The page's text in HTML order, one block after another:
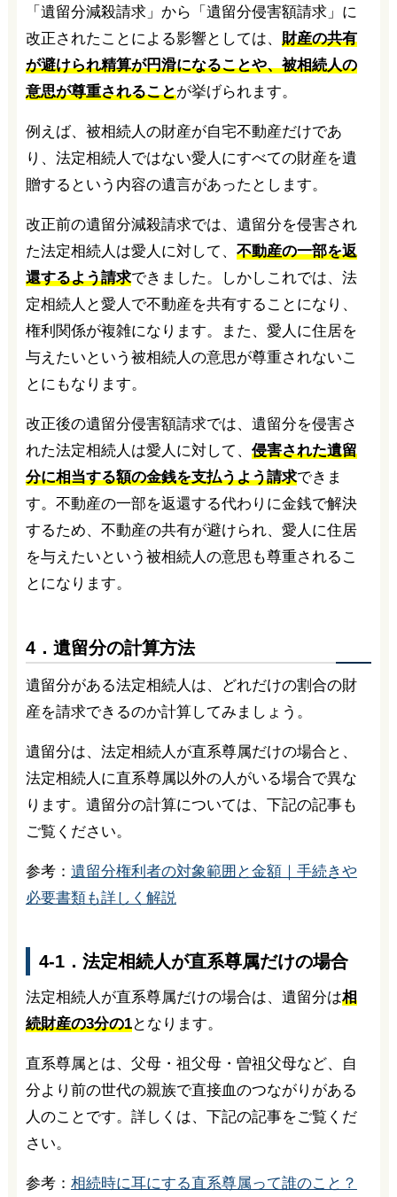
「遺留分減殺請求」から「遺留分侵害額請求」に
改正されたことによる影響としては、 財産の共有
が避けられ精算が円滑になることや、被相続人の
意思が尊重されることが挙げられます。
例えば、被相続人の財産が自宅不動産だけであ
り、法定相続人ではない愛人にすべての財産を遺
贈するという内容の遺言があったとします。
改正前の遺留分減殺請求では、遺留分を侵害され
た法定相続人は愛人に対して、 不動産の一部を返
還するよう請求できました。しかしこれでは、法
定相続人と愛人で不動産を共有することになり、
権利関係が複雑になります。また、愛人に住居を
与えたいという被相続人の意思が尊重されないこ
とにもなります。
改正後の遺留分侵害額請求では、遺留分を侵害さ
れた法定相続人は愛人に対して、 侵害された遺留
分に相当する額の金銭を支払うよう請求できま
す。不動産の一部を返還する代わりに金銭で解決
するため、不動産の共有が避けられ、愛人に住居
を与えたいという被相続人の意思も尊重されるこ
とになります。
4．遺留分の計算方法
遺留分がある法定相続人は、どれだけの割合の財
産を請求できるのか計算してみましょう。
遺留分は、法定相続人が直系尊属だけの場合と、
法定相続人に直系尊属以外の人がいる場合で異な
ります。遺留分の計算については、下記の記事も
ご覧ください。
参考： 遺留分権利者の対象範囲と金額｜手続きや
必要書類も詳しく解説
4-1．法定相続人が直系尊属だけの場合
法定相続人が直系尊属だけの場合は、遺留分は相
続財産の3分の1となります。
直系尊属とは、父母・祖父母・曽祖父母など、自
分より前の世代の親族で直接血のつながりがある
人のことです。詳しくは、下記の記事をご覧くだ
さい。
参考： 相続時に耳にする直系尊属って誰のこと？